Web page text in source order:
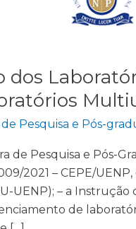
dos
Pesquisa e Pós-
de Pesquisa e Pós-
2021 – CEPE/
UENP); – a
de